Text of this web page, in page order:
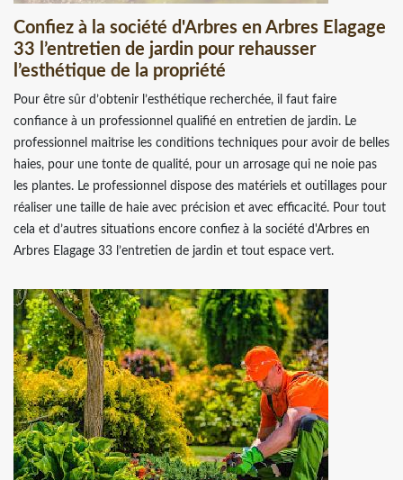
Confiez à la société d'Arbres en Arbres Elagage
33 l’entretien de jardin pour rehausser
l’esthétique de la propriété
Pour être sûr d’obtenir l’esthétique recherchée, il faut faire
confiance à un professionnel qualifié en entretien de jardin. Le
professionnel maitrise les conditions techniques pour avoir de belles
haies, pour une tonte de qualité, pour un arrosage qui ne noie pas
les plantes. Le professionnel dispose des matériels et outillages pour
réaliser une taille de haie avec précision et avec efficacité. Pour tout
cela et d’autres situations encore confiez à la société d'Arbres en
Arbres Elagage 33 l’entretien de jardin et tout espace vert.